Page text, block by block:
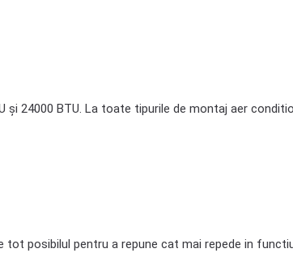
24000 BTU. La toate tipurile de montaj aer
posibilul pentru a repune cat mai repede in